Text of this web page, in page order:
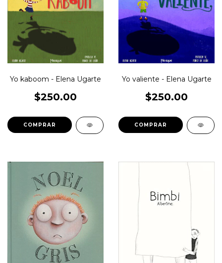
Yo kaboom - Elena Ugarte
$250.00
Yo valiente - Elena Ugarte
$250.00